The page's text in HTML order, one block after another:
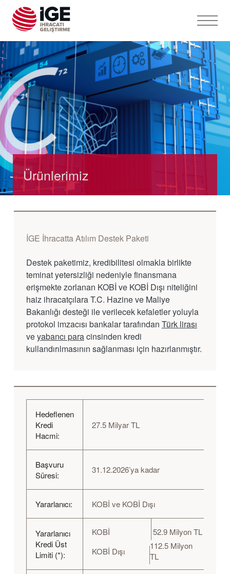
Ürünlerimiz
İGE İhracatta Atılım Destek Paketi
Destek paketimiz, kredibilitesi olmakla birlikte
teminat yetersizliği nedeniyle finansmana
erişmekte zorlanan KOBİ ve KOBİ Dışı niteliğini
haiz ihracatçılara T.C. Hazine ve Maliye
Bakanlığı desteği ile verilecek kefaletler yoluyla
protokol imzacısı bankalar tarafından Türk lirası
veyabancı paracinsinden kredi
kullandırılmasının sağlanması için hazırlanmıştır.
Hedeflenen
Kredi
Hacmi:
27.5 Milyar TL
Başvuru
Süresi:
31.12.2026’ya kadar
Yararlanıcı: KOBİ ve KOBİ Dışı
Yararlanıcı
Kredi Üst
Limiti (*):
KOBİ
52.9 Milyon TL
KOBİ Dışı
112.5 Milyon
TL